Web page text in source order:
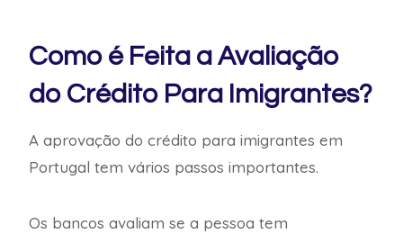
Como é Feita a Avaliação
do Crédito Para Imigrantes?
A aprovação do crédito para imigrantes em
Portugal tem vários passos importantes.
Os bancos avaliam se a pessoa tem